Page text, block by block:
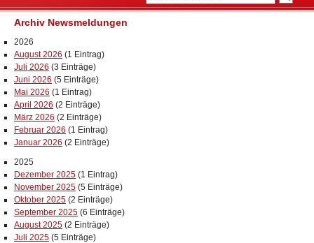
Archiv Newsmeldungen
2026
August 2026 (1 Eintrag)
Juli 2026 (3 Einträge)
Juni 2026 (5 Einträge)
Mai 2026 (1 Eintrag)
April 2026 (2 Einträge)
März 2026 (2 Einträge)
Februar 2026 (1 Eintrag)
Januar 2026 (2 Einträge)
2025
Dezember 2025 (1 Eintrag)
November 2025 (5 Einträge)
Oktober 2025 (2 Einträge)
September 2025 (6 Einträge)
August 2025 (2 Einträge)
Juli 2025 (5 Einträge)